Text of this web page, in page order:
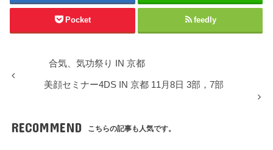
Pocket feedly
合気、気功祭り IN 京都
美顔セミナー4DS IN 京都 11月8日 3部，7部
RECOMMEND こちらの記事も人気です。